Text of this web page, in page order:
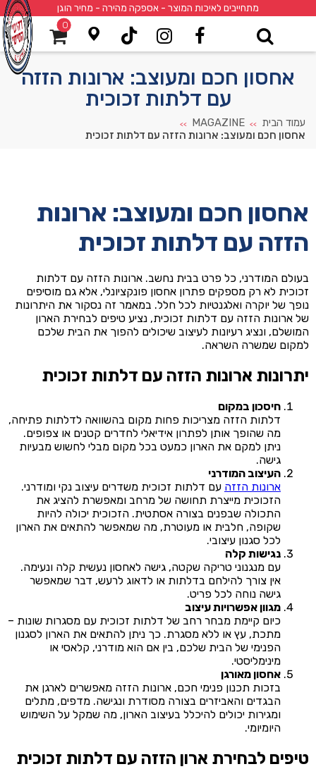
מתחייבים לאיכות המוצר - אספקה מהירה - מחיר הוגן
0
אחסון חכם ומעוצב: ארונות הזזה
עם דלתות זכוכית
עמוד הבית >>
MAGAZINE
>>
אחסון חכם ומעוצב: ארונות הזזה עם דלתות זכוכית
אחסון חכם ומעוצב: ארונות
הזזה עם דלתות זכוכית
בעולם המודרני, כל פרט בבית נחשב. ארונות הזזה עם דלתות
זכוכית לא רק מספקים פתרון אחסון פונקציונלי, אלא גם מוסיפים
נופך של יוקרה ואלגנטיות לכל חלל. במאמר זה נסקור את היתרונות
של ארונות הזזה עם דלתות זכוכית, נציע טיפים לבחירת הארון
המושלם, ונציג רעיונות לעיצוב שיכולים להפוך את הבית שלכם
למקום שמשרה השראה.
יתרונות ארונות הזזה עם דלתות זכוכית
חיסכון במקום
דלתות הזזה מצריכות פחות מקום בהשוואה לדלתות פתיחה,
מה שהופך אותן לפתרון אידיאלי לחדרים קטנים או צפופים.
ניתן למקם את הארון כמעט בכל מקום מבלי לחשוש מבעיות
גישה.
העיצוב המודרני
ארונות הזזה עם דלתות זכוכית משדרים עיצוב נקי ומודרני.
הזכוכית מייצרת תחושה של מרחב ומאפשרת להציג את
התכולה שבפנים בצורה אסתטית. הזכוכית יכולה להיות
שקופה, חלבית או מעוטרת, מה שמאפשר להתאים את הארון
לכל סגנון עיצובי.
נגישות קלה
עם מנגנוני טריקה שקטה, גישה לאחסון נעשית קלה ונעימה.
אין צורך להילחם בדלתות או לדאוג לרעש, דבר שמאפשר
גישה נוחה לכל פריט.
מגוון אפשרויות עיצוב
כיום קיימת מבחר רחב של דלתות זכוכית עם מסגרות שונות –
מתכת, עץ או ללא מסגרת. כך ניתן להתאים את הארון לסגנון
הפנימי של הבית שלכם, בין אם הוא מודרני, קלאסי או
מינימליסטי.
אחסון מאורגן
בזכות תכנון פנימי חכם, ארונות הזזה מאפשרים לארגן את
הבגדים והאביזרים בצורה מסודרת ונגישה. מדפים, מתלים
ומגירות יכולים להיכלל בעיצוב הארון, מה שמקל על השימוש
היומיומי.
טיפים לבחירת ארון הזזה עם דלתות זכוכית